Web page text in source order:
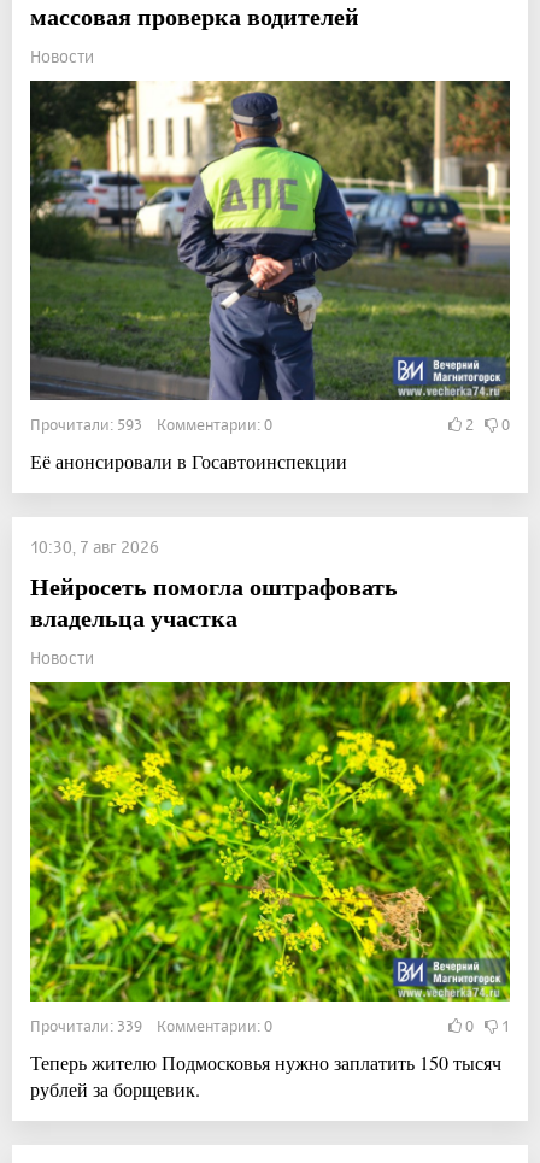
массовая проверка водителей
Новости
Прочитали: 593 Комментарии: 0 2 0
Её анонсировали в Госавтоинспекции
10:30, 7 авг 2026
Нейросеть помогла оштрафовать
владельца участка
Новости
Прочитали: 339 Комментарии: 0 0 1
Теперь жителю Подмосковья нужно заплатить 150 тысяч
рублей за борщевик.